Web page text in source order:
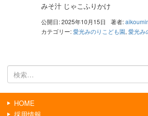
みそ汁 じゃこふりかけ
公開日: 2025年10月15日 著者:
カテゴリー:愛光みのりこども園, 愛光み
検
索:
HOME
採用情報